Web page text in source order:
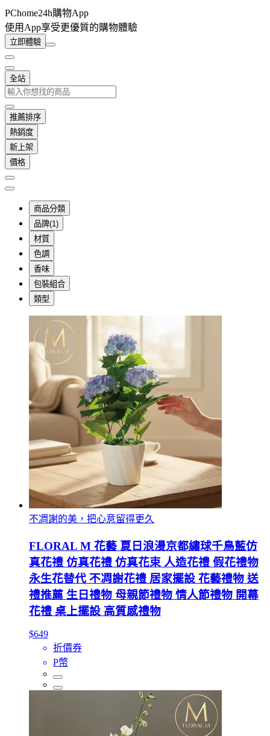
PChome24h購物App
使用App享受更優質的購物體驗
立即體驗
全站
推薦排序
熱銷度
新上架
價格
商品分類
品牌(1)
材質
色調
香味
包裝組合
類型
不凋謝的美，把心意留得更久
FLORAL M 花藝 夏日浪漫京都繡球千鳥藍仿
真花禮 仿真花禮 仿真花束 人造花禮 假花禮物
永生花替代 不凋謝花禮 居家擺設 花藝禮物 送
禮推薦 生日禮物 母親節禮物 情人節禮物 開幕
花禮 桌上擺設 高質感禮物
$649
折價券
P幣